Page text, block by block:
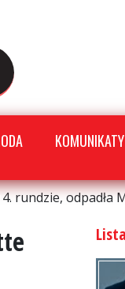
KOMUNIKATY
rundzie, odpadła